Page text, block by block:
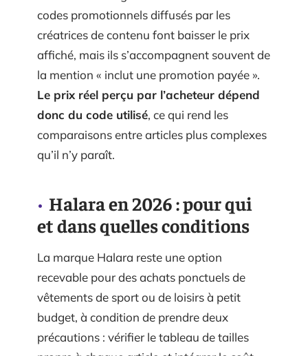
codes promotionnels diffusés par les
créatrices de contenu font baisser le prix
affiché, mais ils s’accompagnent souvent de
la mention « inclut une promotion payée ».
Le prix réel perçu par l’acheteur dépend
donc du code utilisé, ce qui rend les
comparaisons entre articles plus complexes
qu’il n’y paraît.
Halara en 2026 : pour qui
et dans quelles conditions
La marque Halara reste une option
recevable pour des achats ponctuels de
vêtements de sport ou de loisirs à petit
budget, à condition de prendre deux
précautions : vérifier le tableau de tailles